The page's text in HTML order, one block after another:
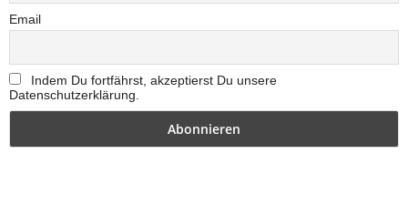
Email
Indem Du fortfährst, akzeptierst Du unsere
Datenschutzerklärung.